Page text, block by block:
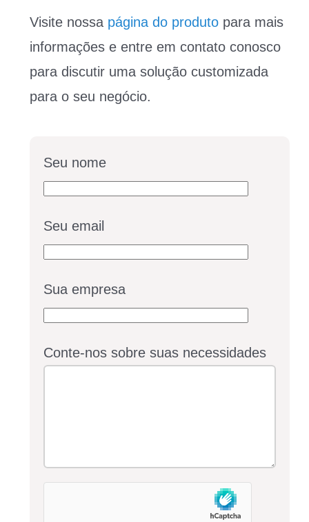
Visite nossa página do produtopara mais
informações e entre em contato conosco
para discutir uma solução customizada
para o seu negócio.
Seu nome
Seu email
Sua empresa
Conte-nos sobre suas necessidades